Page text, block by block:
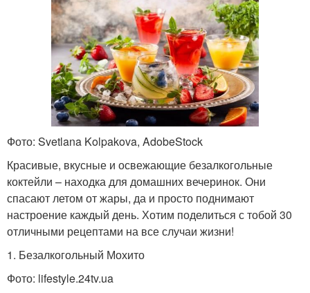
Фото: Svetlana Kolpakova, AdobeStock
Красивые, вкусные и освежающие безалкогольные
коктейли – находка для домашних вечеринок. Они
спасают летом от жары, да и просто поднимают
настроение каждый день. Хотим поделиться с тобой 30
отличными рецептами на все случаи жизни!
1. Безалкогольный Мохито
Фото: lifestyle.24tv.ua